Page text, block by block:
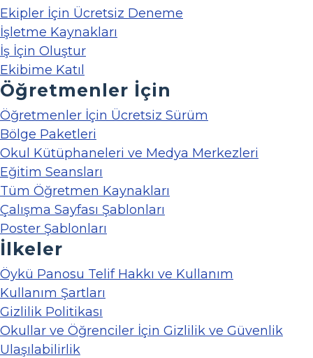
Ekipler İçin Ücretsiz Deneme
İşletme Kaynakları
İş İçin Oluştur
Ekibime Katıl
Öğretmenler İçin
Öğretmenler İçin Ücretsiz Sürüm
Bölge Paketleri
Okul Kütüphaneleri ve Medya Merkezleri
Eğitim Seansları
Tüm Öğretmen Kaynakları
Çalışma Sayfası Şablonları
Poster Şablonları
İlkeler
Öykü Panosu Telif Hakkı ve Kullanım
Kullanım Şartları
Gizlilik Politikası
Okullar ve Öğrenciler İçin Gizlilik ve Güvenlik
Ulaşılabilirlik